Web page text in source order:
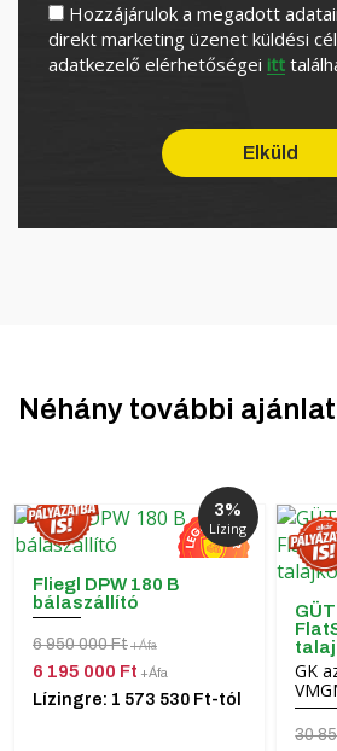
Hozzájárulok a megadott
direkt marketing üzenet küldési
adatkezelő elérhetőségei itt
Néhány további
3%
Lízing
Fliegl DPW 180 B
bálaszállító
6 950 000 Ft+Áfa
6 195 000 Ft +Áfa
Lízingre: 1 573 530 Ft-tól
GK
30